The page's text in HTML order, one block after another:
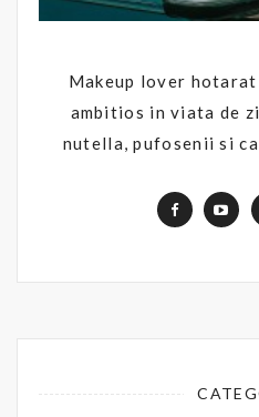
Makeup lover
ambitios in viata de
nutella, pufosenii si